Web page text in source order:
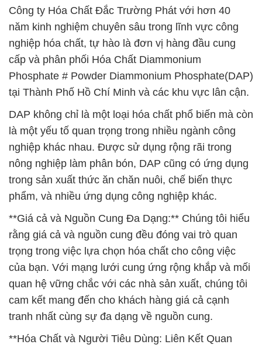
Công ty Hóa Chất Đắc Trường Phát với hơn 40
năm kinh nghiệm chuyên sâu trong lĩnh vực công
nghiệp hóa chất, tự hào là đơn vị hàng đầu cung
cấp và phân phối Hóa Chất Diammonium
Phosphate # Powder Diammonium Phosphate(DAP)
tại Thành Phố Hồ Chí Minh và các khu vực lân cận.
DAP không chỉ là một loại hóa chất phổ biến mà còn
là một yếu tố quan trọng trong nhiều ngành công
nghiệp khác nhau. Được sử dụng rộng rãi trong
nông nghiệp làm phân bón, DAP cũng có ứng dụng
trong sản xuất thức ăn chăn nuôi, chế biến thực
phẩm, và nhiều ứng dụng công nghiệp khác.
**Giá cả và Nguồn Cung Đa Dạng:** Chúng tôi hiểu
rằng giá cả và nguồn cung đều đóng vai trò quan
trọng trong việc lựa chọn hóa chất cho công việc
của bạn. Với mạng lưới cung ứng rộng khắp và mối
quan hệ vững chắc với các nhà sản xuất, chúng tôi
cam kết mang đến cho khách hàng giá cả cạnh
tranh nhất cùng sự đa dạng về nguồn cung.
**Hóa Chất và Người Tiêu Dùng: Liên Kết Quan